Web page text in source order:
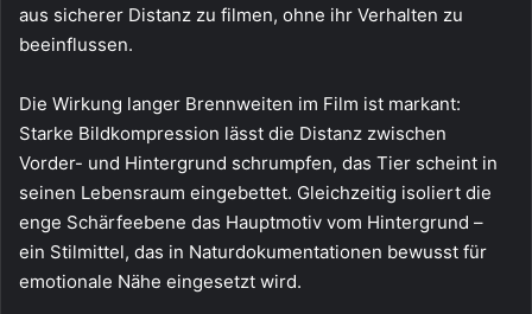
aus sicherer Distanz zu filmen, ohne ihr Verhalten zu
beeinflussen.
Die Wirkung langer Brennweiten im Film ist markant:
Starke Bildkompression lässt die Distanz zwischen
Vorder- und Hintergrund schrumpfen, das Tier scheint in
seinen Lebensraum eingebettet. Gleichzeitig isoliert die
enge Schärfeebene das Hauptmotiv vom Hintergrund –
ein Stilmittel, das in Naturdokumentationen bewusst für
emotionale Nähe eingesetzt wird.